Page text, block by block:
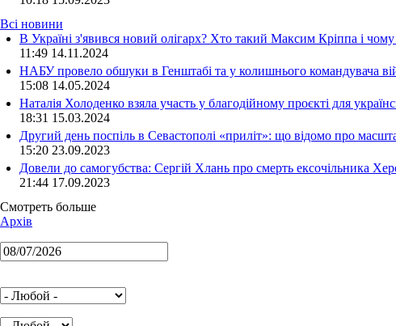
Всі новини
В Україні з'явився новий олігарх? Хто такий Максим Кріппа і
11:49 14.11.2024
НАБУ провело обшуки в Генштабі та у колишнього командувача
15:08 14.05.2024
Наталія Холоденко взяла участь у благодійному проєкті для
18:31 15.03.2024
Другий день поспіль в Севастополі «приліт»: що відомо про
15:20 23.09.2023
Довели до самогубства: Сергій Хлань про смерть ексочільника
21:44 17.09.2023
Смотреть больше
Архів